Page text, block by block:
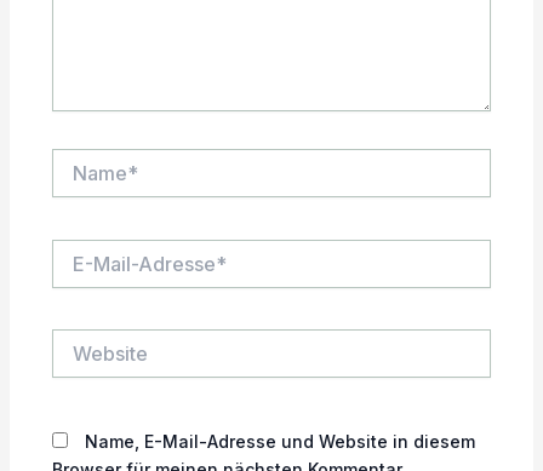
Mail-
Name, E-Mail-Adresse und Website in diesem